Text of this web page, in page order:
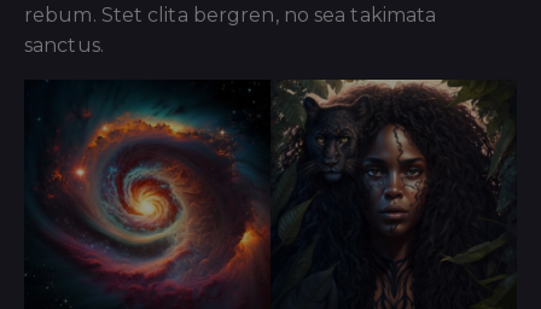
rebum. Stet clita bergren, no sea takimata
sanctus.